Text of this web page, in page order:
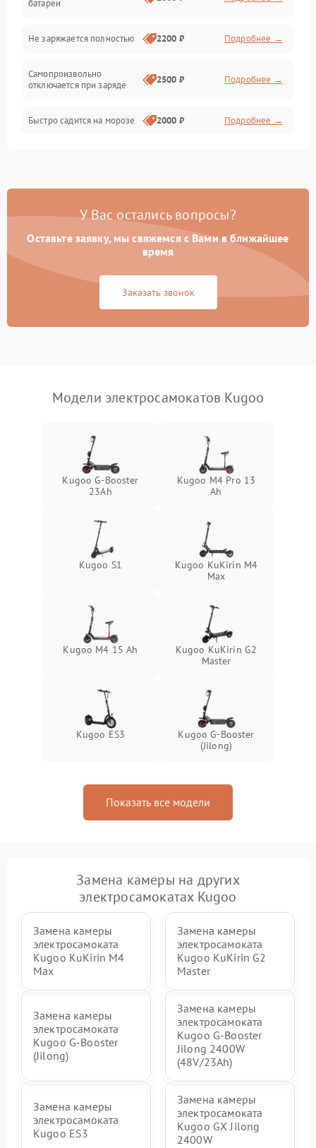
батареи
Не заряжается полностью 2200 ₽ Подробнее →
Самопроизвольно
отключается при заряде
2500 ₽ Подробнее →
Быстро садится на морозе 2000 ₽ Подробнее →
У Вас остались вопросы?
Оставьте заявку, мы свяжемся с Вами в ближайшее
время
Заказать звонок
Модели электросамокатов Kugoo
Kugoo G-Booster
23Ah
Kugoo M4 Pro 13
Ah
Kugoo S1
Kugoo KuKirin M4
Max
Kugoo M4 15 Ah
Kugoo KuKirin G2
Master
Kugoo ES3
Kugoo G-Booster
(Jilong)
Показать все модели
Замена камеры на других
электросамокатах Kugoo
Замена камеры
электросамоката
Kugoo KuKirin M4
Max
Замена камеры
электросамоката
Kugoo KuKirin G2
Master
Замена камеры
электросамоката
Kugoo G-Booster
(Jilong)
Замена камеры
электросамоката
Kugoo G-Booster
Jilong 2400W
(48V/23Ah)
Замена камеры
электросамоката
Kugoo ES3
Замена камеры
электросамоката
Kugoo GX Jilong
2400W